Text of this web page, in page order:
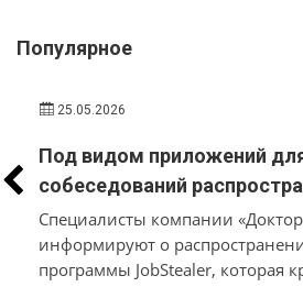
Популярное
25.05.2026
Под видом приложений
собеседований
стилер, который вместо
похищает у пользователей
Windows их данные и
Специалисты компании
информируют о
программы JobStealer, которая